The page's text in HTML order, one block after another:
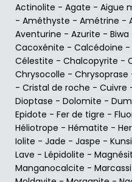
Actinolite - Agate - Aigue
- Améthyste - Amétrine -
Aventurine - Azurite - Biwa
Cacoxénite - Calcédoine -
Célestite - Chalcopyrite -
Chrysocolle - Chrysoprase
- Cristal de roche - Cuivre
Dioptase - Dolomite -
Epidote - Fer de tigre -
Héliotrope - Hématite -
Iolite - Jade - Jaspe -
Lave - Lépidolite -
Manganocalcite -